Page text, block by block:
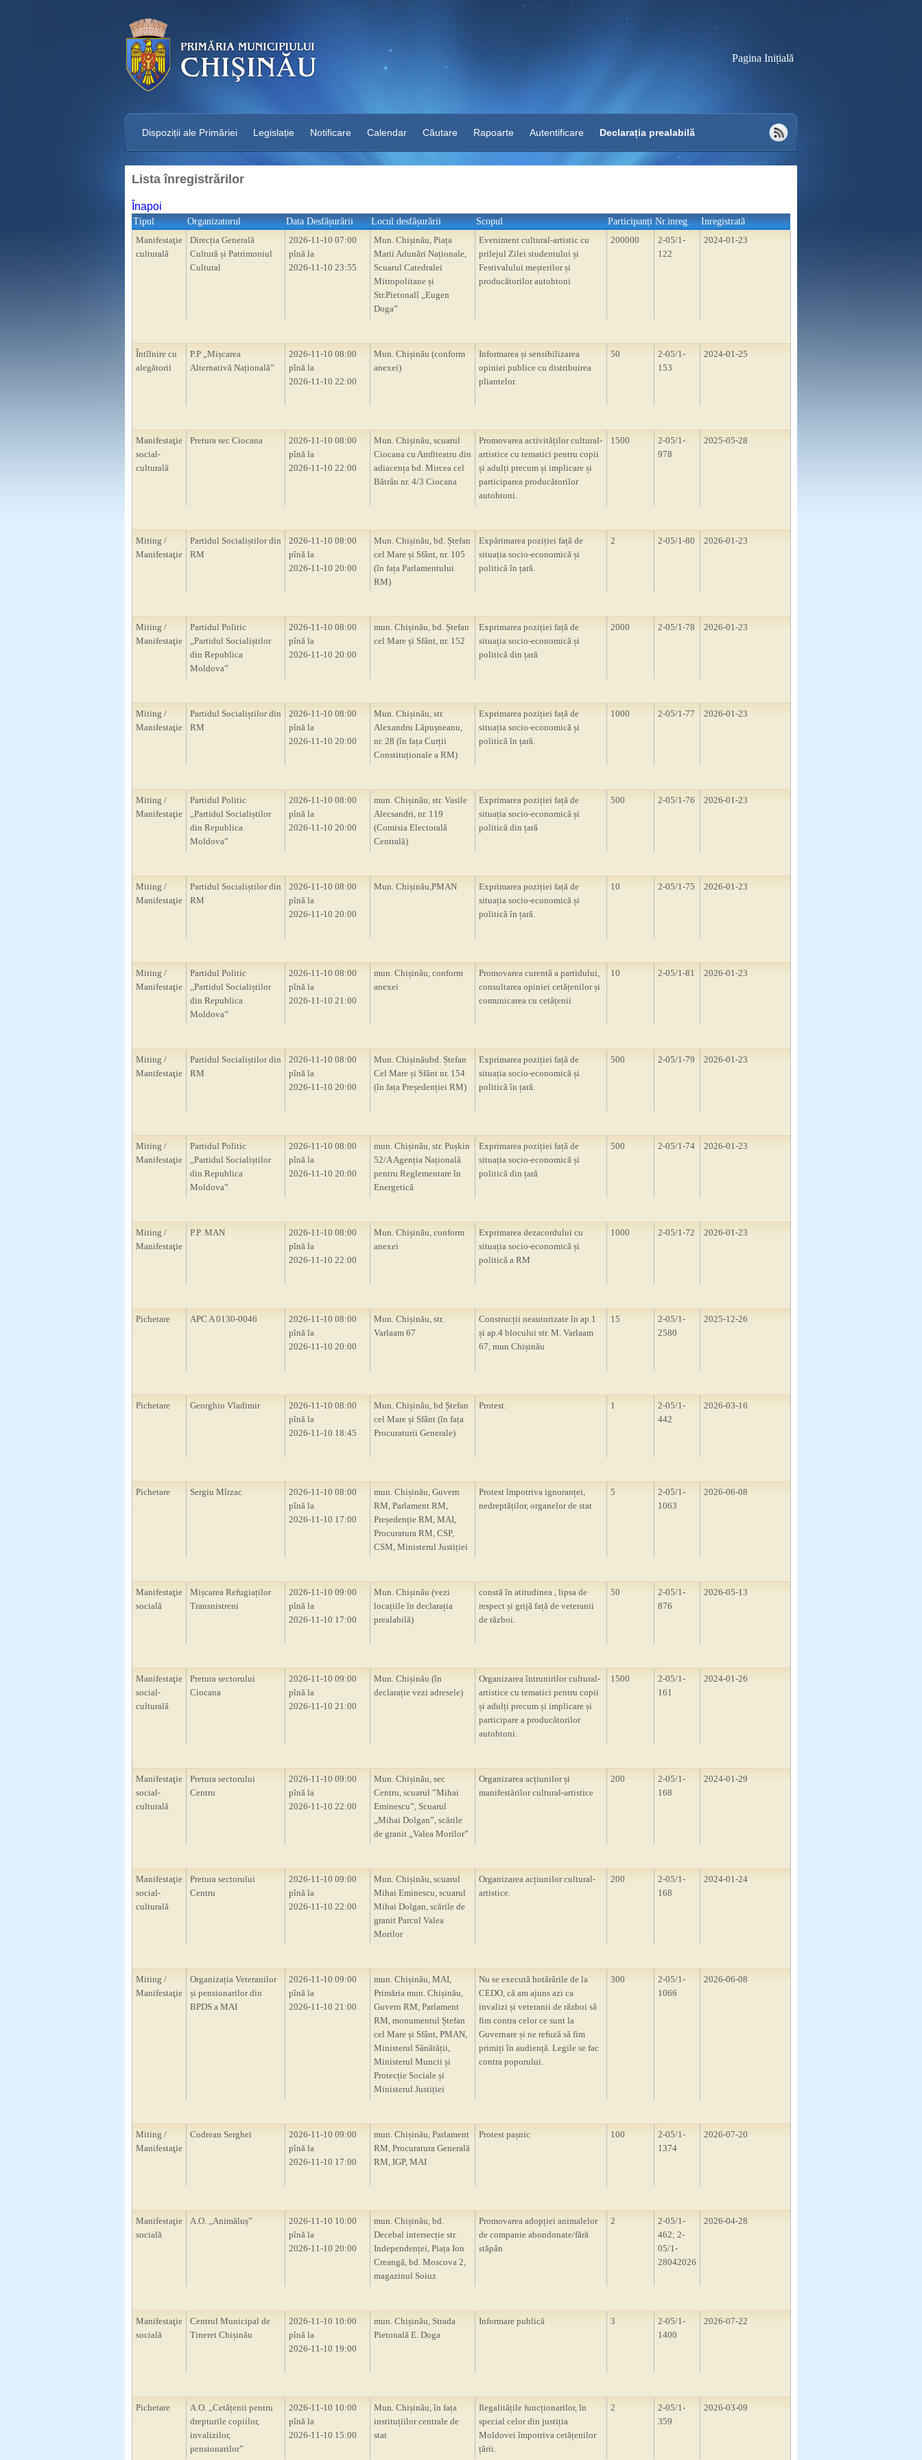
Pagina Inițială
Dispoziții ale Primăriei Legislație Notificare Calendar Căutare Rapoarte Autentificare Declarația prealabilă
Lista înregistrărilor
Înapoi
Tipul Organizatorul Data Desfășurării Locul desfășurării Scopul Participanți Nr.inreg.
Inregistrată
Manifestaţie
culturală
Direcția Generală
Cultură și Patrimoniul
Cultural
2026-11-10 07:00
pînă la
2026-11-10 23:55
Mun. Chișinău, Piața
Marii Adunări Naționale,
Scuarul Catedralei
Mitropolitane și
Str.Pietonalî „Eugen
Doga”
Eveniment cultural-artistic cu
prilejul Zilei studentului și
Festivalului meșterilor și
producătorilor autohtoni
200000
2-05/1-
122
2024-01-23
Întîlnire cu
alegătorii
P.P „Mișcarea
Alternativă Națională”
2026-11-10 08:00
pînă la
2026-11-10 22:00
Mun. Chișinău (conform
anexei)
Informarea și sensibilizarea
opiniei publice cu distribuirea
pliantelor.
50
2-05/1-
153
2024-01-25
Manifestaţie
social-
culturală
Pretura sec Ciocana
2026-11-10 08:00
pînă la
2026-11-10 22:00
Mun. Chișinău, scuarul
Ciocana cu Amfiteatru din
adiacența bd. Mircea cel
Bătrân nr. 4/3 Ciocana
Promovarea activităților cultural-
artistice cu tematici pentru copii
și adulți precum și implicare și
participarea producătorilor
autohtoni.
1500
2-05/1-
978
2025-05-28
Miting /
Manifestaţie
Partidul Socialiștilor din
RM
2026-11-10 08:00
pînă la
2026-11-10 20:00
Mun. Chișinău, bd. Ștefan
cel Mare și Sfânt, nr. 105
(în fața Parlamentului
RM)
Expărimarea poziției față de
situația socio-economică și
politică în țară.
2 2-05/1-80 2026-01-23
Miting /
Manifestaţie
Partidul Politic
,,Partidul Socialiștilor
din Republica
Moldova”
2026-11-10 08:00
pînă la
2026-11-10 20:00
mun. Chișinău, bd. Ștefan
cel Mare și Sfânt, nr. 152
Exprimarea poziției față de
situația socio-economică și
politică din țară
2000 2-05/1-78 2026-01-23
Miting /
Manifestaţie
Partidul Socialiștilor din
RM
2026-11-10 08:00
pînă la
2026-11-10 20:00
Mun. Chișinău, str.
Alexandru Lăpușneanu,
nr. 28 (în fața Curții
Constituționale a RM)
Exprimarea poziției față de
situația socio-economică și
politică în țară.
1000 2-05/1-77 2026-01-23
Miting /
Manifestaţie
Partidul Politic
,,Partidul Socialiștilor
din Republica
Moldova”
2026-11-10 08:00
pînă la
2026-11-10 20:00
mun. Chișinău, str. Vasile
Alecsandri, nr. 119
(Comisia Electorală
Centrală)
Exprimarea poziției față de
situația socio-economică și
politică din țară
500 2-05/1-76 2026-01-23
Miting /
Manifestaţie
Partidul Socialiștilor din
RM
2026-11-10 08:00
pînă la
2026-11-10 20:00
Mun. Chișinău,PMAN
Exprimarea poziției față de
situația socio-economică și
politică în țară.
10 2-05/1-75 2026-01-23
Miting /
Manifestaţie
Partidul Politic
,,Partidul Socialiștilor
din Republica
Moldova”
2026-11-10 08:00
pînă la
2026-11-10 21:00
mun. Chișinău, conform
anexei
Promovarea curentă a partidului,
consultarea opiniei cetățenilor și
comunicarea cu cetățenii
10 2-05/1-81 2026-01-23
Miting /
Manifestaţie
Partidul Socialiștilor din
RM
2026-11-10 08:00
pînă la
2026-11-10 20:00
Mun. Chișinăubd. Ștefan
Cel Mare și Sfânt nr. 154
(în fața Președenției RM)
Exprimarea poziției față de
situația socio-economică și
politică în țară.
500 2-05/1-79 2026-01-23
Miting /
Manifestaţie
Partidul Politic
,,Partidul Socialiștilor
din Republica
Moldova”
2026-11-10 08:00
pînă la
2026-11-10 20:00
mun. Chișinău, str. Pușkin
52/A Agenția Națională
pentru Reglementare în
Energetică
Exprimarea poziției față de
situația socio-economică și
politică din țară
500 2-05/1-74 2026-01-23
Miting /
Manifestaţie
P.P. MAN
2026-11-10 08:00
pînă la
2026-11-10 22:00
Mun. Chișinău, conform
anexei
Exprimarea dezacordului cu
situația socio-economică și
politică a RM
1000 2-05/1-72 2026-01-23
Pichetare APC A 0130-0046
2026-11-10 08:00
pînă la
2026-11-10 20:00
Mun. Chișinău, str.
Varlaam 67
Construcții neautorizate în ap.1
și ap.4 blocului str. M. Varlaam
67, mun Chișinău
15
2-05/1-
2580
2025-12-26
Pichetare Georghiu Vladimir
2026-11-10 08:00
pînă la
2026-11-10 18:45
Mun. Chișinău, bd Ștefan
cel Mare și Sfânt (în fața
Procuraturii Generale)
Protest. 1
2-05/1-
442
2026-03-16
Pichetare Sergiu Mîrzac
2026-11-10 08:00
pînă la
2026-11-10 17:00
mun. Chișinău, Guvern
RM, Parlament RM,
Președenție RM, MAI,
Procuratura RM, CSP,
CSM, Ministerul Justiției
Protest împotriva ignoranței,
nedreptăților, organelor de stat
5
2-05/1-
1063
2026-06-08
Manifestaţie
socială
Mișcarea Refugiaților
Transnistreni
2026-11-10 09:00
pînă la
2026-11-10 17:00
Mun. Chișinău (vezi
locațiile în declarația
prealabilă)
constă în atitudinea , lipsa de
respect și grijă față de veteranii
de război.
50
2-05/1-
876
2026-05-13
Manifestaţie
social-
culturală
Pretura sectorului
Ciocana
2026-11-10 09:00
pînă la
2026-11-10 21:00
Mun. Chișinău (în
declarație vezi adresele)
Organizarea întrunirilor cultural-
artistice cu tematici pentru copii
și adulți precum și implicare și
participare a producătorilor
autohtoni.
1500
2-05/1-
161
2024-01-26
Manifestaţie
social-
culturală
Pretura sectorului
Centru
2026-11-10 09:00
pînă la
2026-11-10 22:00
Mun. Chișinău, sec
Centru, scuarul ”Mihai
Eminescu”, Scuarul
„Mihai Dolgan”, scările
de granit „Valea Morilor”
Organizarea acțiunilor și
manifestărilor cultural-artistice
200
2-05/1-
168
2024-01-29
Manifestaţie
social-
culturală
Pretura sectorului
Centru
2026-11-10 09:00
pînă la
2026-11-10 22:00
Mun. Chișinău, scuarul
Mihai Eminescu, scuarul
Mihai Dolgan, scările de
granit Parcul Valea
Morilor
Organizarea acțiunilor cultural-
artistice.
200
2-05/1-
168
2024-01-24
Miting /
Manifestaţie
Organizația Veteranilor
și pensionarilor din
BPDS a MAI
2026-11-10 09:00
pînă la
2026-11-10 21:00
mun. Chișinău, MAI,
Primăria mun. Chișinău,
Guvern RM, Parlament
RM, monumentul Ștefan
cel Mare și Sfânt, PMAN,
Ministerul Sănătății,
Ministerul Muncii și
Protecție Sociale și
Ministerul Justiției
Nu se execută hotărârile de la
CEDO, că am ajuns azi ca
invalizi și veteranii de război să
fim contra celor ce sunt la
Guvernare și ne refuză să fim
primiți în audiență. Legile se fac
contra poporului.
300
2-05/1-
1066
2026-06-08
Miting /
Manifestaţie
Codrean Serghei
2026-11-10 09:00
pînă la
2026-11-10 17:00
mun. Chișinău, Parlament
RM, Procuratura Generală
RM, IGP, MAI
Protest pașnic 100
2-05/1-
1374
2026-07-20
Manifestaţie
socială
A.O. ,,Animăluș”
2026-11-10 10:00
pînă la
2026-11-10 20:00
mun. Chișinău, bd.
Decebal intersecție str.
Independenței, Piața Ion
Creangă, bd. Moscova 2,
magazinul Soiuz
Promovarea adopției animalelor
de companie abondonate/fără
stăpân
2
2-05/1-
462; 2-
05/1-
28042026
2026-04-28
Manifestaţie
socială
Centrul Municipal de
Tineret Chișinău
2026-11-10 10:00
pînă la
2026-11-10 19:00
mun. Chișinău, Strada
Pietonală E. Doga
Informare publică 3
2-05/1-
1400
2026-07-22
Pichetare
A.O. „Cetățenii pentru
drepturile copiilor,
invalizilor,
pensionarilor”
2026-11-10 10:00
pînă la
2026-11-10 15:00
Mun. Chișinău, în fața
instituțiilor centrale de
stat
Ilegalitățile funcționarilor, în
special celor din justiția
Moldovei împotriva cetățenilor
țării.
2
2-05/1-
359
2026-03-09